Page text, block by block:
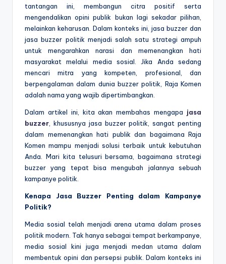
tantangan ini, membangun citra positif serta
mengendalikan opini publik bukan lagi sekadar pilihan,
melainkan keharusan. Dalam konteks ini, jasa buzzer dan
jasa buzzer politik menjadi salah satu strategi ampuh
untuk mengarahkan narasi dan memenangkan hati
masyarakat melalui media sosial. Jika Anda sedang
mencari mitra yang kompeten, profesional, dan
berpengalaman dalam dunia buzzer politik, Raja Komen
adalah nama yang wajib dipertimbangkan.
Dalam artikel ini, kita akan membahas mengapa jasa
buzzer, khususnya jasa buzzer politik, sangat penting
dalam memenangkan hati publik dan bagaimana Raja
Komen mampu menjadi solusi terbaik untuk kebutuhan
Anda. Mari kita telusuri bersama, bagaimana strategi
buzzer yang tepat bisa mengubah jalannya sebuah
kampanye politik.
Kenapa Jasa Buzzer Penting dalam Kampanye
Politik?
Media sosial telah menjadi arena utama dalam proses
politik modern. Tak hanya sebagai tempat berkampanye,
media sosial kini juga menjadi medan utama dalam
membentuk opini dan persepsi publik. Dalam konteks ini